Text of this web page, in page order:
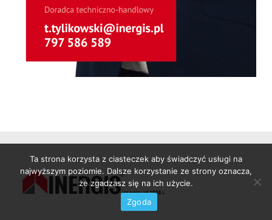
Ta strona korzysta z ciasteczek aby świadczyć usługi na
najwyższym poziomie. Dalsze korzystanie ze strony oznacza,
że zgadzasz się na ich użycie.
Zgoda